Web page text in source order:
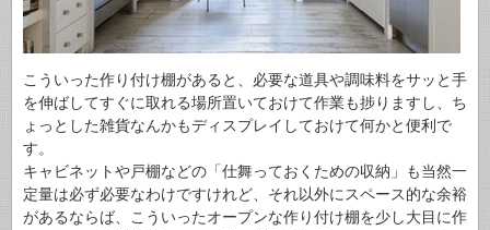
こういった作り付け棚があると、必要な道具や調味料をサッと手
を伸ばしてすぐに取れる場所置いておけて作業も捗りますし、ち
ょっとした雑貨なんかもディスプレイしておけて何かと便利で
す。
キャビネットや戸棚などの「仕舞っておくための収納」も当然一
定量は必ず必要なわけですけれど、それ以外にスペース的な余裕
があるならば、こういったオープンな作り付け棚を少し大目に作